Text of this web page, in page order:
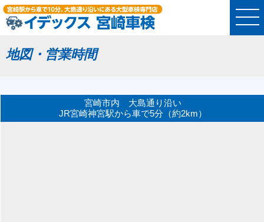
地図・営業時間
宮崎市内 大島通り沿い
JR宮崎神宮駅から車で5分（約2km）